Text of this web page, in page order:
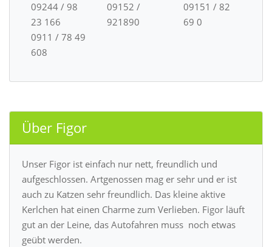
09244 / 98
23 166
0911 / 78 49
608
09152 /
921890
09151 / 82
69 0
Über Figor
Unser Figor ist einfach nur nett, freundlich und
aufgeschlossen. Artgenossen mag er sehr und er ist
auch zu Katzen sehr freundlich. Das kleine aktive
Kerlchen hat einen Charme zum Verlieben. Figor läuft
gut an der Leine, das Autofahren muss noch etwas
geübt werden.